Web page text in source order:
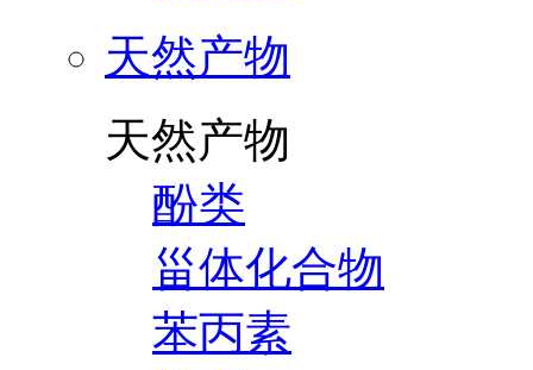
天然产物
天然产物
酚类
甾体化合物
苯丙素